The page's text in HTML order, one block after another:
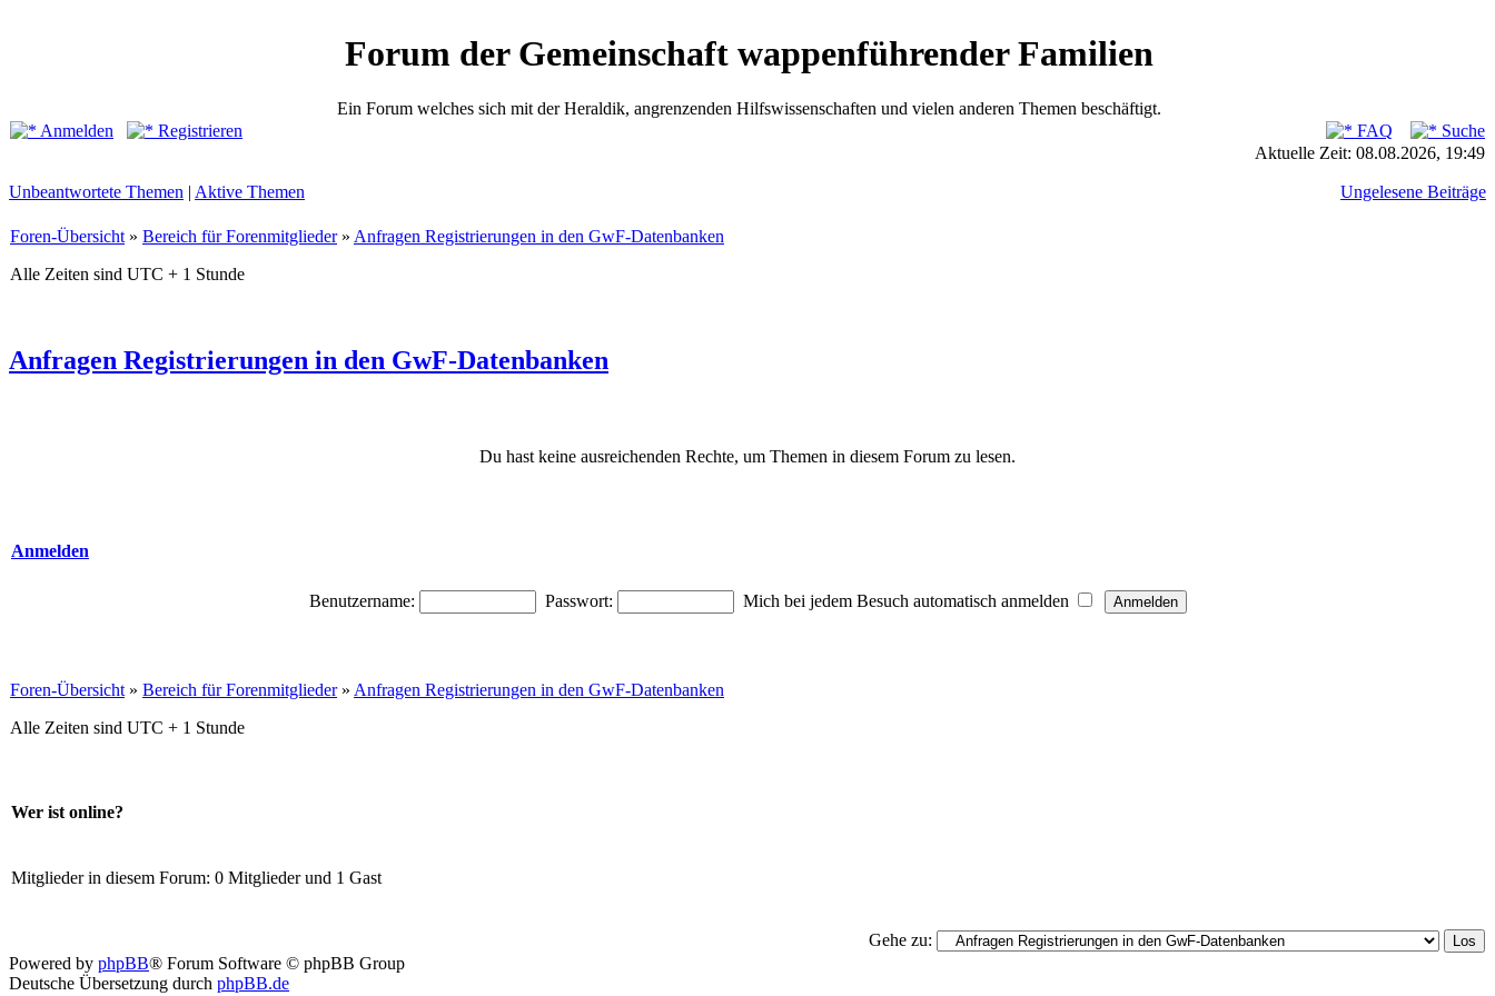
Forum der Gemeinschaft wappenführender Familien
Ein Forum welches sich mit der Heraldik, angrenzenden Hilfswissenschaften und vielen anderen Themen beschäftigt.
Anmelden
Registrieren FAQ
Suche
Aktuelle Zeit: 08.08.2026, 19:49
Unbeantwortete Themen | Aktive Themen Ungelesene Beiträge
Foren-Übersicht » Bereich für Forenmitglieder» Anfragen Registrierungen in den GwF-Datenbanken
Alle Zeiten sind UTC + 1 Stunde
Anfragen Registrierungen in den GwF-Datenbanken
Du hast keine ausreichenden Rechte, um Themen in diesem Forum zu lesen.
Anmelden
Benutzername: Passwort: Mich bei jedem Besuch automatisch anmelden
Foren-Übersicht » Bereich für Forenmitglieder» Anfragen Registrierungen in den GwF-Datenbanken
Alle Zeiten sind UTC + 1 Stunde
Wer ist online?
Mitglieder in diesem Forum: 0 Mitglieder und 1 Gast
Gehe zu:
Powered by phpBB® Forum Software © phpBB Group
Deutsche Übersetzung durch phpBB.de